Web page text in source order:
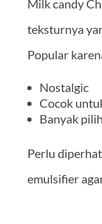
Milk candy
teksturnya
Popular
Nostalgic
Cocok
Banyak
Perlu
emulsifier